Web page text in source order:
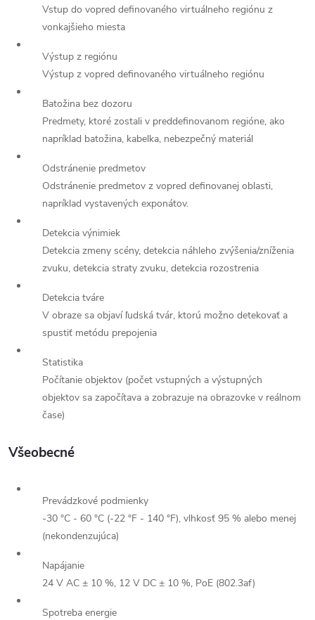
Vstup do vopred definovaného virtuálneho regiónu z
vonkajšieho miesta
Výstup z regiónu
Výstup z vopred definovaného virtuálneho regiónu
Batožina bez dozoru
Predmety, ktoré zostali v preddefinovanom regióne, ako
napríklad batožina, kabelka, nebezpečný materiál
Odstránenie predmetov
Odstránenie predmetov z vopred definovanej oblasti,
napríklad vystavených exponátov.
Detekcia výnimiek
Detekcia zmeny scény, detekcia náhleho zvýšenia/zníženia
zvuku, detekcia straty zvuku, detekcia rozostrenia
Detekcia tváre
V obraze sa objaví ľudská tvár, ktorú možno detekovať a
spustiť metódu prepojenia
Statistika
Počítanie objektov (počet vstupných a výstupných
objektov sa započítava a zobrazuje na obrazovke v reálnom
čase)
Všeobecné
Prevádzkové podmienky
-30 °C - 60 °C (-22 °F - 140 °F), vlhkosť 95 % alebo menej
(nekondenzujúca)
Napájanie
24 V AC ± 10 %, 12 V DC ± 10 %, PoE (802.3af)
Spotreba energie
Send